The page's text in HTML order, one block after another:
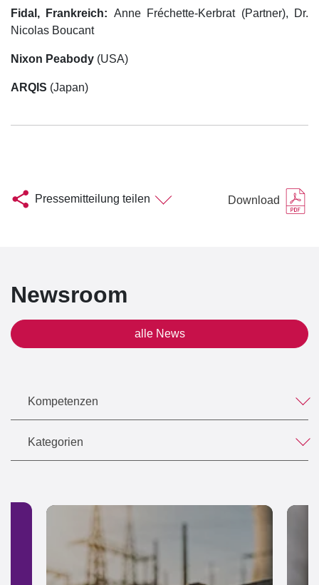
Fidal, Frankreich: Anne Fréchette-Kerbrat (Partner), Dr.
Nicolas Boucant
Nixon Peabody (USA)
ARQIS (Japan)
Pressemitteilung teilen Download
Newsroom
alle News
Kompetenzen
Kategorien